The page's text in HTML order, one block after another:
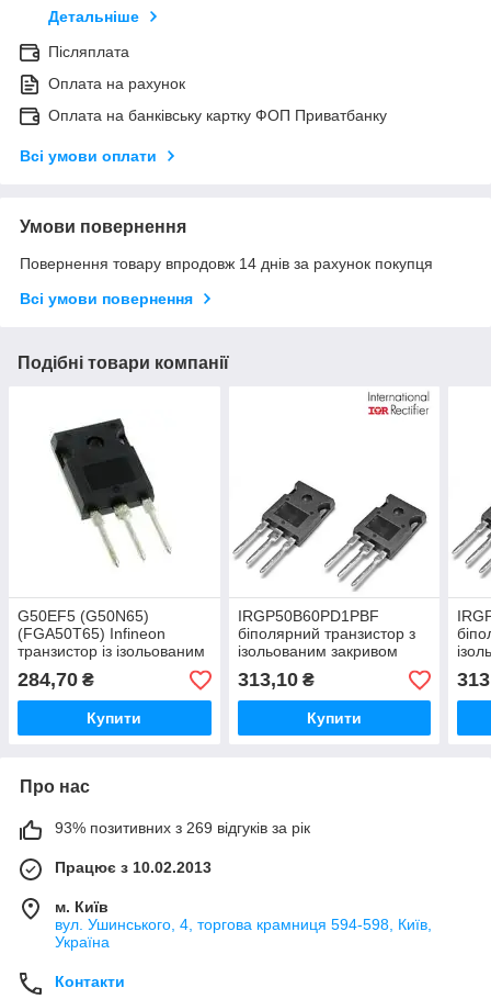
Детальніше
Післяплата
Оплата на рахунок
Оплата на банківську картку ФОП Приватбанку
Всі умови оплати
Умови повернення
Повернення товару впродовж 14 днів за рахунок покупця
Всі умови повернення
Подібні товари компанії
G50EF5 (G50N65)
(FGA50T65) Infineon
транзистор із ізольованим
затвором (IGBT) 650V 80A
270W - 305W TO247В
284,70 ₴
Купити
IRGP50B60PD1PBF
біполярний транзистор з
ізольованим закривом
150kHz 50A TO-247 390W
313,10₴
Купити
Про нас
93% позитивних з 269 відгуків за рік
Працює з 10.02.2013
м. Київ
вул. Ушинського, 4, торгова крамниця 594-598, Київ,
Україна
Контакти